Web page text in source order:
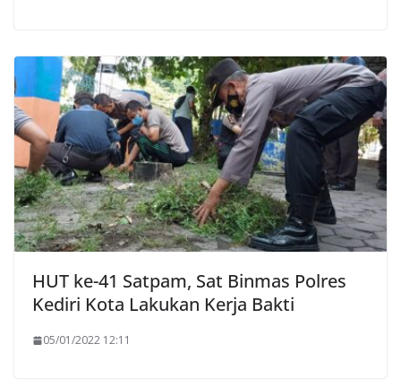
HUT ke-41 Satpam, Sat Binmas Polres
Kediri Kota Lakukan Kerja Bakti
05/01/2022 12:11